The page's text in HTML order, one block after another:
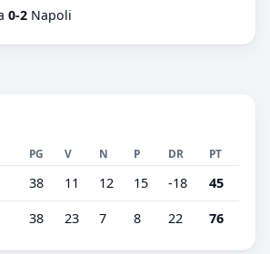
0-2 Napoli
PG V N P DR PT
38 11 12 15 -18 45
38 23 7 8 22 76